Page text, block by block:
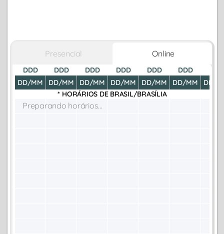
Presencial Online
DDD
DD/MM
DDD
DD/MM
DDD
DD/MM
DDD
DD/MM
DDD
DD/MM
DDD
DD/MM
DD/
* HORÁRIOS DE BRASIL/BRASÍLIA
Preparando horários...